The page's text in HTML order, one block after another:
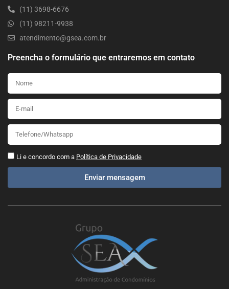
(11) 3698-6676
(11) 98211-9938
atendimento@gsea.com.br
Preencha o formulário que entraremos em contato
Li e concordo com a Política de Privacidade
Enviar mensagem